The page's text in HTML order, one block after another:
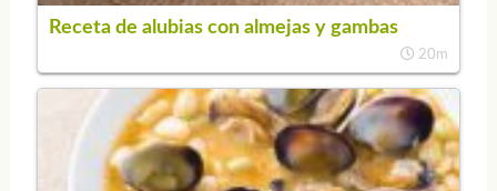
Receta de alubias con almejas y gambas
20m